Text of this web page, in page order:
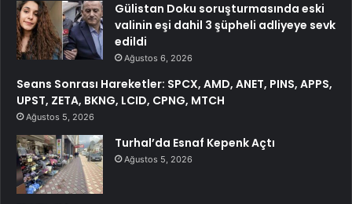
Gülistan Doku soruşturmasında eski
valinin eşi dahil 3 şüpheli adliyeye sevk
edildi
Ağustos 6, 2026
Seans Sonrası Hareketler: SPCX, AMD, ANET, PINS, APPS,
UPST, ZETA, BKNG, LCID, CPNG, MTCH
Ağustos 5, 2026
Turhal’da Esnaf Kepenk Açtı
Ağustos 5, 2026